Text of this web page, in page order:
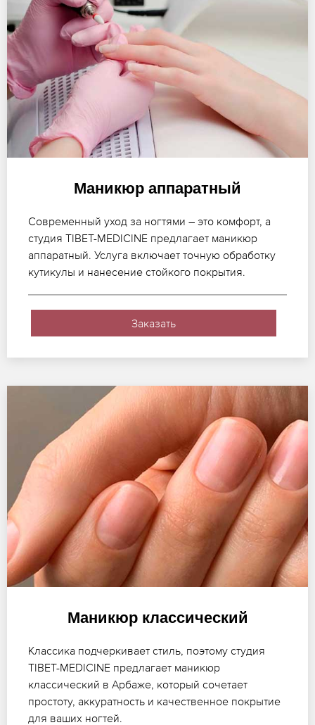
Маникюр аппаратный
Современный уход за ногтями – это комфорт, а
студия TIBET-MEDICINE предлагает маникюр
аппаратный. Услуга включает точную обработку
кутикулы и нанесение стойкого покрытия.
Заказать
Маникюр классический
Классика подчеркивает стиль, поэтому студия
TIBET-MEDICINE предлагает маникюр
классический в Арбаже, который сочетает
простоту, аккуратность и качественное покрытие
для ваших ногтей.